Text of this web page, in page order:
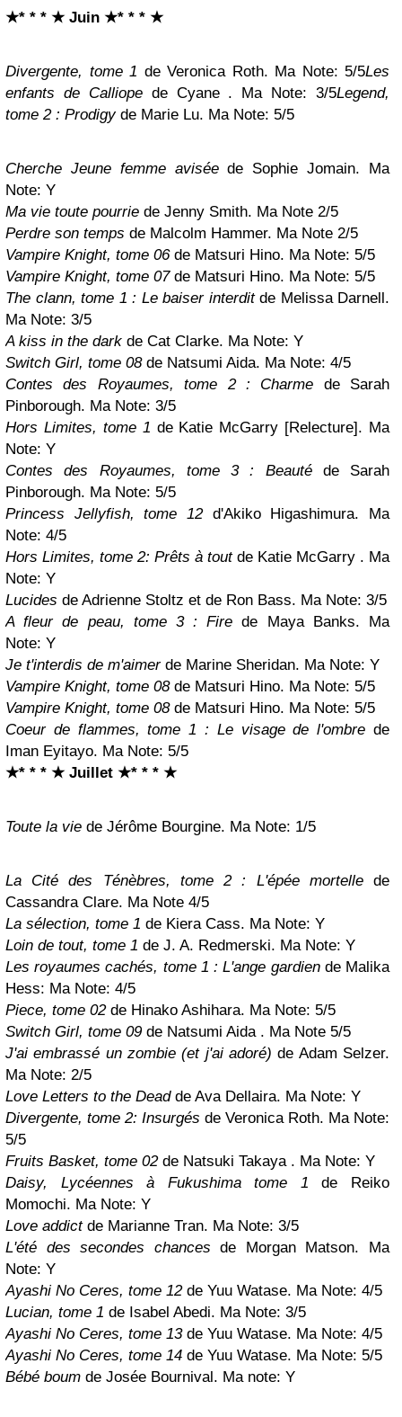
★* * * ★ Juin ★* * * ★
Divergente, tome 1 de Veronica Roth. Ma Note: 5/5Les
enfants de Calliopede Cyane. Ma Note: 3/5Legend,
tome 2 : Prodigyde Marie Lu. Ma Note: 5/5
Cherche Jeune femme aviséede Sophie Jomain. Ma
Note: Y
Ma vie toute pourrie de Jenny Smith. Ma Note 2/5
Perdre son temps de Malcolm Hammer. Ma Note 2/5
Vampire Knight, tome 06 de Matsuri Hino. Ma Note: 5/5
Vampire Knight, tome 07de Matsuri Hino. Ma Note: 5/5
The clann, tome 1 : Le baiser interditde Melissa Darnell.
Ma Note: 3/5
A kiss in the dark de Cat Clarke. Ma Note: Y
Switch Girl, tome 08de Natsumi Aida. Ma Note: 4/5
Contes des Royaumes, tome 2 : Charme de Sarah
Pinborough. Ma Note: 3/5
Hors Limites, tome 1 de Katie McGarry [Relecture]. Ma
Note: Y
Contes des Royaumes, tome 3 : Beautéde Sarah
Pinborough. Ma Note: 5/5
Princess Jellyfish, tome 12d'Akiko Higashimura. Ma
Note: 4/5
Hors Limites, tome 2: Prêts à toutde Katie McGarry . Ma
Note: Y
Lucides de Adrienne Stoltz et de Ron Bass. Ma Note: 3/5
A fleur de peau, tome 3 : Firede Maya Banks. Ma
Note: Y
Je t'interdis de m'aimerde Marine Sheridan. Ma Note: Y
Vampire Knight, tome 08de Matsuri Hino. Ma Note: 5/5
Vampire Knight, tome 08de Matsuri Hino. Ma Note: 5/5
Coeur de flammes, tome 1 : Le visage de l'ombre de
Iman Eyitayo. Ma Note: 5/5
★* * * ★ Juillet ★* * * ★
Toute la vie de Jérôme Bourgine. Ma Note: 1/5
La Cité des Ténèbres, tome 2 : L'épée mortellede
Cassandra Clare. Ma Note 4/5
La sélection, tome 1 de Kiera Cass. Ma Note: Y
Loin de tout, tome 1 de J. A. Redmerski. Ma Note: Y
Les royaumes cachés, tome 1 : L'ange gardien de Malika
Hess: Ma Note: 4/5
Piece, tome 02de Hinako Ashihara. Ma Note: 5/5
Switch Girl, tome 09 de Natsumi Aida . Ma Note 5/5
J'ai embrassé un zombie (et j'ai adoré) de Adam Selzer.
Ma Note: 2/5
Love Letters to the Deadde Ava Dellaira. Ma Note: Y
Divergente, tome 2: Insurgés de Veronica Roth. Ma Note:
5/5
Fruits Basket, tome 02de Natsuki Takaya . Ma Note: Y
Daisy, Lycéennes à Fukushima tome 1 de Reiko
Momochi. Ma Note: Y
Love addictde Marianne Tran. Ma Note: 3/5
L'été des secondes chances de Morgan Matson. Ma
Note: Y
Ayashi No Ceres, tome 12de Yuu Watase. Ma Note: 4/5
Lucian, tome 1 de Isabel Abedi. Ma Note: 3/5
Ayashi No Ceres, tome 13de Yuu Watase. Ma Note: 4/5
Ayashi No Ceres, tome 14 de Yuu Watase. Ma Note: 5/5
Bébé boum de Josée Bournival. Ma note: Y